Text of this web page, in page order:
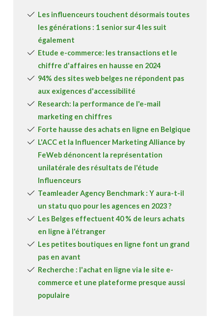
Les influenceurs touchent désormais toutes
les générations : 1 senior sur 4 les suit
également
Etude e-commerce: les transactions et le
chiffre d'affaires en hausse en 2024
94% des sites web belges ne répondent pas
aux exigences d'accessibilité
Research: la performance de l'e-mail
marketing en chiffres
Forte hausse des achats en ligne en Belgique
L'ACC et la Influencer Marketing Alliance by
FeWeb dénoncent la représentation
unilatérale des résultats de l'étude
Influenceurs
Teamleader Agency Benchmark : Y aura-t-il
un statu quo pour les agences en 2023 ?
Les Belges effectuent 40 % de leurs achats
en ligne à l'étranger
Les petites boutiques en ligne font un grand
pas en avant
Recherche : l'achat en ligne via le site e-
commerce et une plateforme presque aussi
populaire